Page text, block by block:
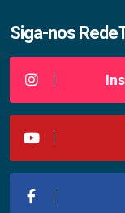
Siga-nos